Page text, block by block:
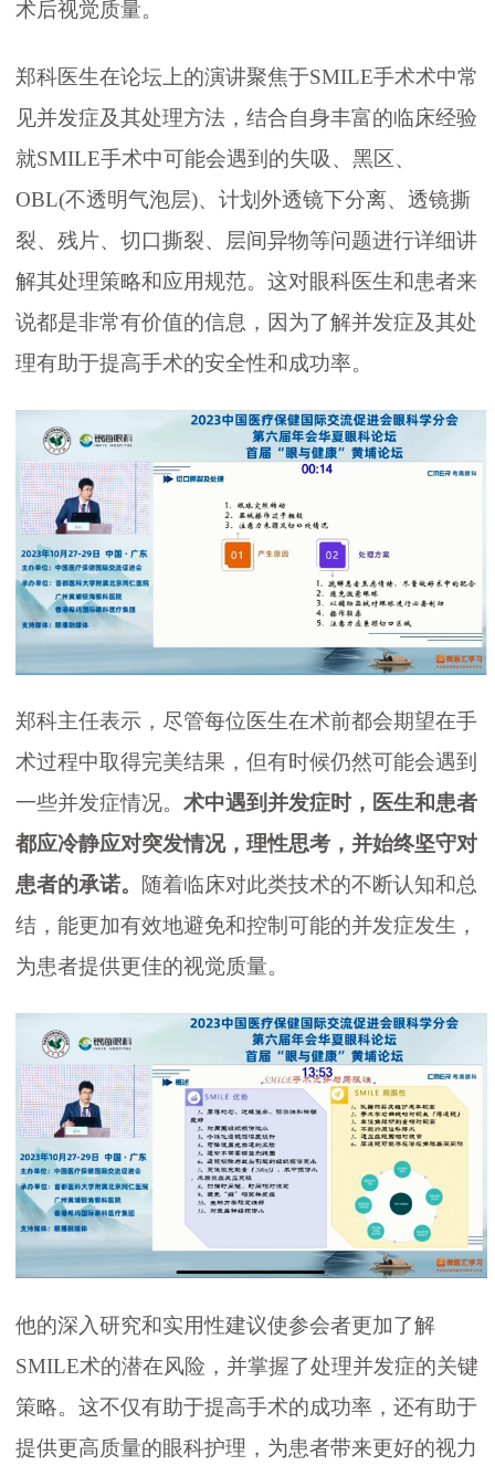
术后视觉质量。
郑科医生在论坛上的演讲聚焦于SMILE手术术中常
见并发症及其处理方法，结合自身丰富的临床经验
就SMILE手术中可能会遇到的失吸、黑区、
OBL(不透明气泡层)、计划外透镜下分离、透镜撕
裂、残片、切口撕裂、层间异物等问题进行详细讲
解其处理策略和应用规范。这对眼科医生和患者来
说都是非常有价值的信息，因为了解并发症及其处
理有助于提高手术的安全性和成功率。
郑科主任表示，尽管每位医生在术前都会期望在手
术过程中取得完美结果，但有时候仍然可能会遇到
一些并发症情况。 术中遇到并发症时，医生和患者
都应冷静应对突发情况，理性思考，并始终坚守对
患者的承诺。 随着临床对此类技术的不断认知和总
结，能更加有效地避免和控制可能的并发症发生，
为患者提供更佳的视觉质量。
他的深入研究和实用性建议使参会者更加了解
SMILE术的潜在风险，并掌握了处理并发症的关键
策略。这不仅有助于提高手术的成功率，还有助于
提供更高质量的眼科护理，为患者带来更好的视力